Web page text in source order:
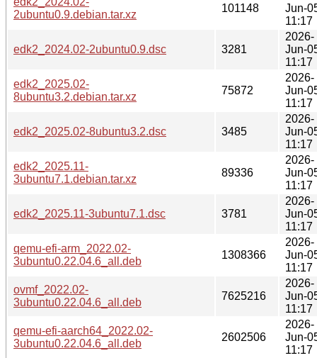
2ubuntu0.9.debian.tar.xz
101148
Jun-
11:17
edk2_2024.02-2ubuntu0.9.dsc 3281
2026-
Jun-
11:17
edk2_2025.02-
8ubuntu3.2.debian.tar.xz
75872
2026-
Jun-
11:17
edk2_2025.02-8ubuntu3.2.dsc 3485
2026-
Jun-
11:17
edk2_2025.11-
3ubuntu7.1.debian.tar.xz
89336
2026-
Jun-
11:17
edk2_2025.11-3ubuntu7.1.dsc 3781
2026-
Jun-
11:17
qemu-efi-arm_2022.02-
3ubuntu0.22.04.6_all.deb
1308366
2026-
Jun-
11:17
ovmf_2022.02-
3ubuntu0.22.04.6_all.deb
7625216
2026-
Jun-
11:17
qemu-efi-aarch64_2022.02-
3ubuntu0.22.04.6_all.deb
2602506
2026-
Jun-
11:17